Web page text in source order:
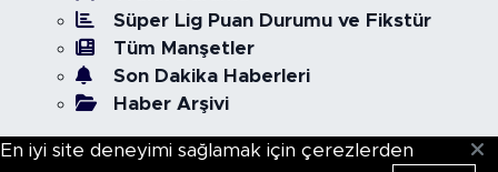
Süper Lig Puan Durumu ve Fikstür
Tüm Manşetler
Son Dakika Haberleri
Haber Arşivi
En iyi site deneyimi sağlamak için çerezlerden